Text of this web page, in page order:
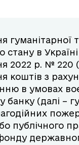
гуманітарної
в
2022 р. № 220
коштів з
в умовах
банку (далі –
публічного